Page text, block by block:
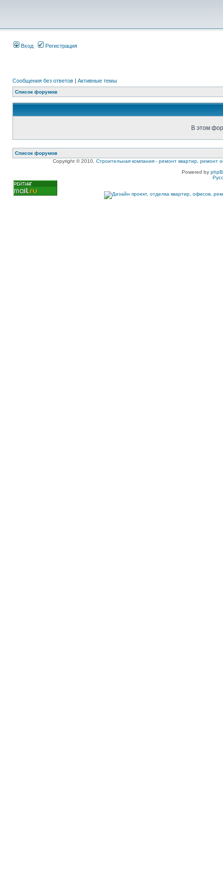
Вход Регистрация
Сообщения без ответов | Активные темы
Список форумов
В этом
Список форумов
Copyright © 2010, Строительная компания - ремонт квартир, ремонт
Powered by